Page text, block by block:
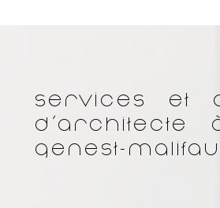
Services et
d’architecte
Genest-